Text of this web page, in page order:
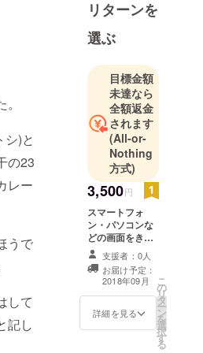
シ)と
の23
レー
うで
して
記し
いそんなお
やってみた
くさんあり
すぎ
て、、、何
から手を付
けてみれば
いいか分か
らないので
端からやっ
ていきたい
と思いま
す。
よろしくお
願いしま
リターンを
選ぶ
目標金額
未達なら
全額返金
されます
(All-or-
Nothing
方式)
3,500円
スマートフォ
ン・パソコンな
どの画面をきれ
いに拭けるク
リーナーを考え
ております サイ
ズは数種類用意
し持ち運び用と
自宅用などに
支援者：0人
お届け予定：
2018年09月
詳細を見る
こ
の
リ
タ
ー
ン
を
選
択
す
る